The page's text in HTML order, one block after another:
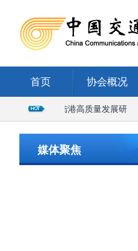
首页 协会概况
石家庄国际陆港高质量发展研
媒体聚焦